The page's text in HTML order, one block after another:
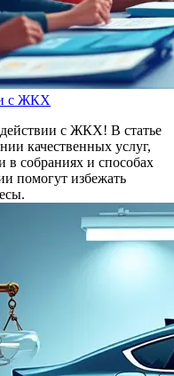
с ЖКХ
с ЖКХ! В статье
качественных услуг,
в собраниях и способах
помогут избежать